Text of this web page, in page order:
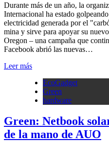
Durante más de un año, la
Internacional ha estado
electricidad generada por el
mina y sirve para apoyar su
Oregon – una campaña que
Facebook abrió las nuevas…
Leer más
EcoGadget
Green
hardware
Green: Netbook
de la mano de AUO